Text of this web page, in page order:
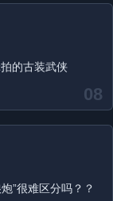
08
的古装武侠
”很难区分吗？？